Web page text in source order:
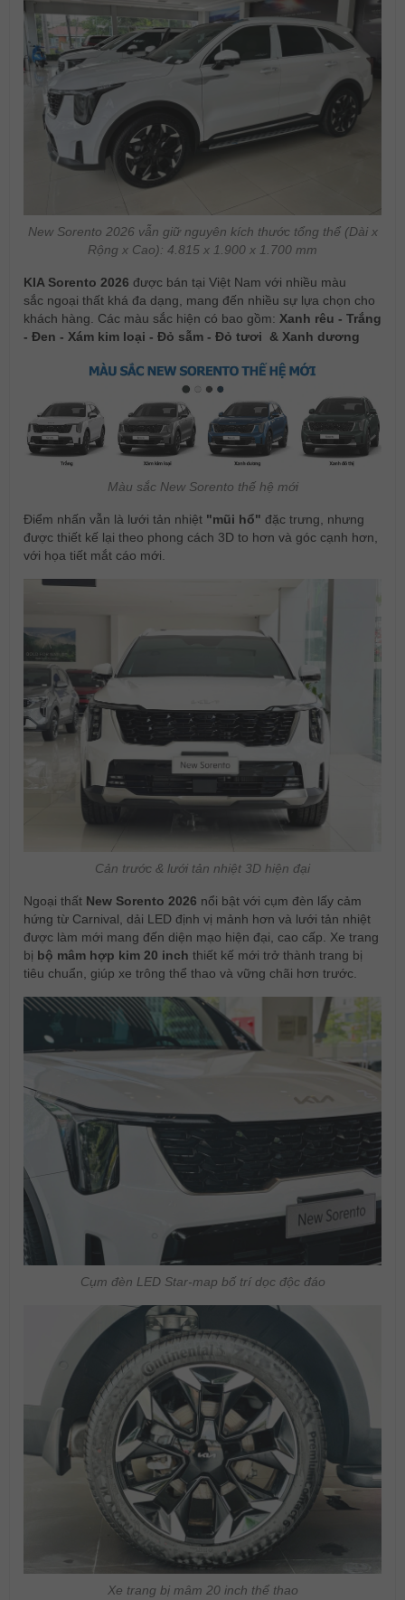
New Sorento 2026 vẫn giữ nguyên kích thước tổng thể (Dài x
Rộng x Cao): 4.815 x 1.900 x 1.700 mm
KIA Sorento 2026 được bán tại Việt Nam với nhiều màu
sắc ngoại thất khá đa dạng, mang đến nhiều sự lựa chọn cho
khách hàng. Các màu sắc hiện có bao gồm: Xanh rêu - Trắng
- Đen - Xám kim loại - Đỏ sẫm - Đỏ tươi & Xanh dương
Màu sắc New Sorento thế hệ mới
Điểm nhấn vẫn là lưới tản nhiệt "mũi hổ" đặc trưng, nhưng
được thiết kế lại theo phong cách 3D to hơn và góc cạnh hơn,
với họa tiết mắt cáo mới.
Cản trước & lưới tản nhiệt 3D hiện đại
Ngoại thất New Sorento 2026 nổi bật với cụm đèn lấy cảm
hứng từ Carnival, dải LED định vị mảnh hơn và lưới tản nhiệt
được làm mới mang đến diện mạo hiện đại, cao cấp. Xe trang
bị bộ mâm hợp kim 20 inch thiết kế mới trở thành trang bị
tiêu chuẩn, giúp xe trông thể thao và vững chãi hơn trước.
Cụm đèn LED Star-map bố trí dọc độc đáo
Xe trang bị mâm 20 inch thể thao